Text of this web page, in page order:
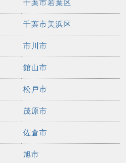
千葉市若葉区
千葉市美浜区
市川市
館山市
松戸市
茂原市
佐倉市
旭市